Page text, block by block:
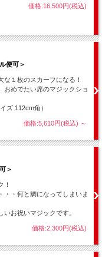
価格:16,500円(税込)
便可＞
な１枚のスカーフになる！
おめでたい席のマジックショ
ズ 112cm角）
価格:5,610円(税込) ～
＞
！
・・何と鯛になってしまいま
お祝いマジックです。
価格:2,300円(税込)